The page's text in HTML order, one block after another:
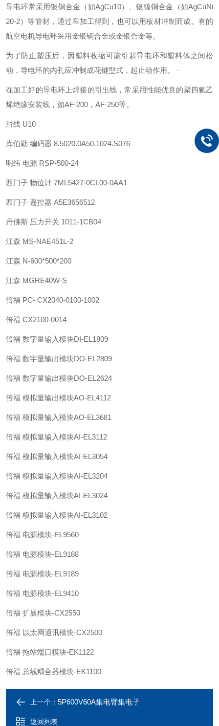
导电环常采用银铜合金（如AgCu10）、银镍铜合金（如AgCuNi
20-2）等管材，通过车加工得到，也可以用板材冲制而成。有的
航空电机导电环采用金银铜合金或金银合金等。
为了防止塑压后，因塑料收缩可能引起导电环和塑料体之间松
动，导电环的内孔应冲制成花键型式，起止动作用。 ·
在加工好的导电环上焊接的引出线，常采用性能优良的聚四氟乙
烯绝缘安装线，如AF-200，AF-250等。
滑线 U10
库伯勒 编码器 8.5020.0A50.1024.S076
明纬 电源 RSP-500-24
西门子 物位计 7ML5427-0CL00-0AA1
西门子 遥控器 A5E3656512
丹佛斯 压力开关 1011-1CB04
江森 MS-NAE451L-2
江森 N-600*500*200
江森 MGRE40W-S
倍福 PC- CX2040-0100-1002
倍福 CX2100-0014
倍福 数字量输入模块DI-EL1809
倍福 数字量输出模块DO-EL2809
倍福 数字量输出模块DO-EL2624
倍福 模拟量输出模块AO-EL4112
倍福 模拟量输入模块AO-EL3681
倍福 模拟量输入模块AI-EL3112
倍福 模拟量输入模块AI-EL3054
倍福 模拟量输入模块AI-EL3204
倍福 模拟量输入模块AI-EL3024
倍福 模拟量输入模块AI-EL3102
倍福 电源模块-EL9560
倍福 电源模块-EL9188
倍福 电源模块-EL9189
倍福 电源模块-EL9410
倍福 扩展模块-CX2550
倍福 以太网通讯模块-CX2500
倍福 拖站端口模块-EK1122
倍福 总线耦合器模块-EK1100
上一个： 5P600V60A集电臂集电子
返回列表